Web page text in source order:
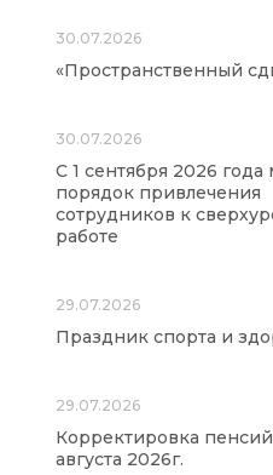
30.07.2026
«Пространственный
30.07.2026
С 1 сентября 2026 года
порядок привлечения
сотрудников к
работе
29.07.2026
Праздник спорта и
29.07.2026
Корректировка пенсий
августа 2026г.